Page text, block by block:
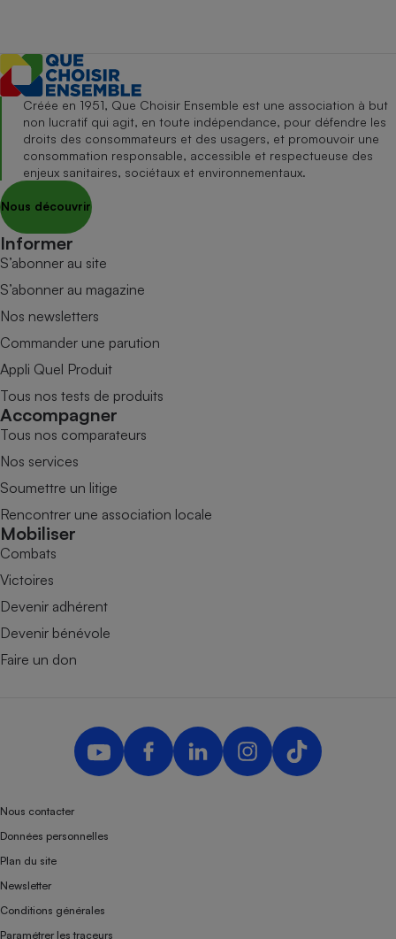
Créée en 1951, Que Choisir Ensemble est une association à but
non lucratif qui agit, en toute indépendance, pour défendre les
droits des consommateurs et des usagers, et promouvoir une
consommation responsable, accessible et respectueuse des
enjeux sanitaires, sociétaux et environnementaux.
Nous découvrir
Informer
S’abonner au site
S’abonner au magazine
Nos newsletters
Commander une parution
Appli Quel Produit
Tous nos tests de produits
Accompagner
Tous nos comparateurs
Nos services
Soumettre un litige
Rencontrer une association locale
Mobiliser
Combats
Victoires
Devenir adhérent
Devenir bénévole
Faire un don
Nous contacter
Données personnelles
Plan du site
Newsletter
Conditions générales
Paramétrer les traceurs